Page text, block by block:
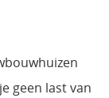
geen last van